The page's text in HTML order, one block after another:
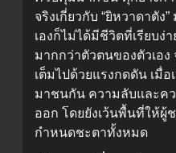
จริงเกี่ยวกับ “ยิหวาดาตัง
เองก็ไม่ได้มีชีวิตที่เรียบง่
มากกว่าตัวตนของตัวเอ
เต็มไปด้วยแรงกดดัน เมื่อ
มาชนกัน ความลับและคว
ออก โดยยังเว้นพื้นที่ให้
กำหนดชะตาทั้งหมด